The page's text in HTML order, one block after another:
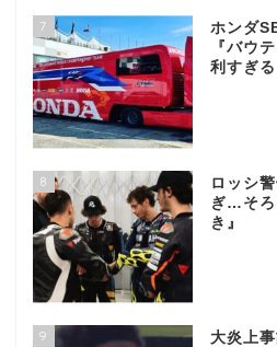
7
ホンダ
『バウ
利すぎる
8
ロッシ
ぎ…そろ
き』
9
大炎上